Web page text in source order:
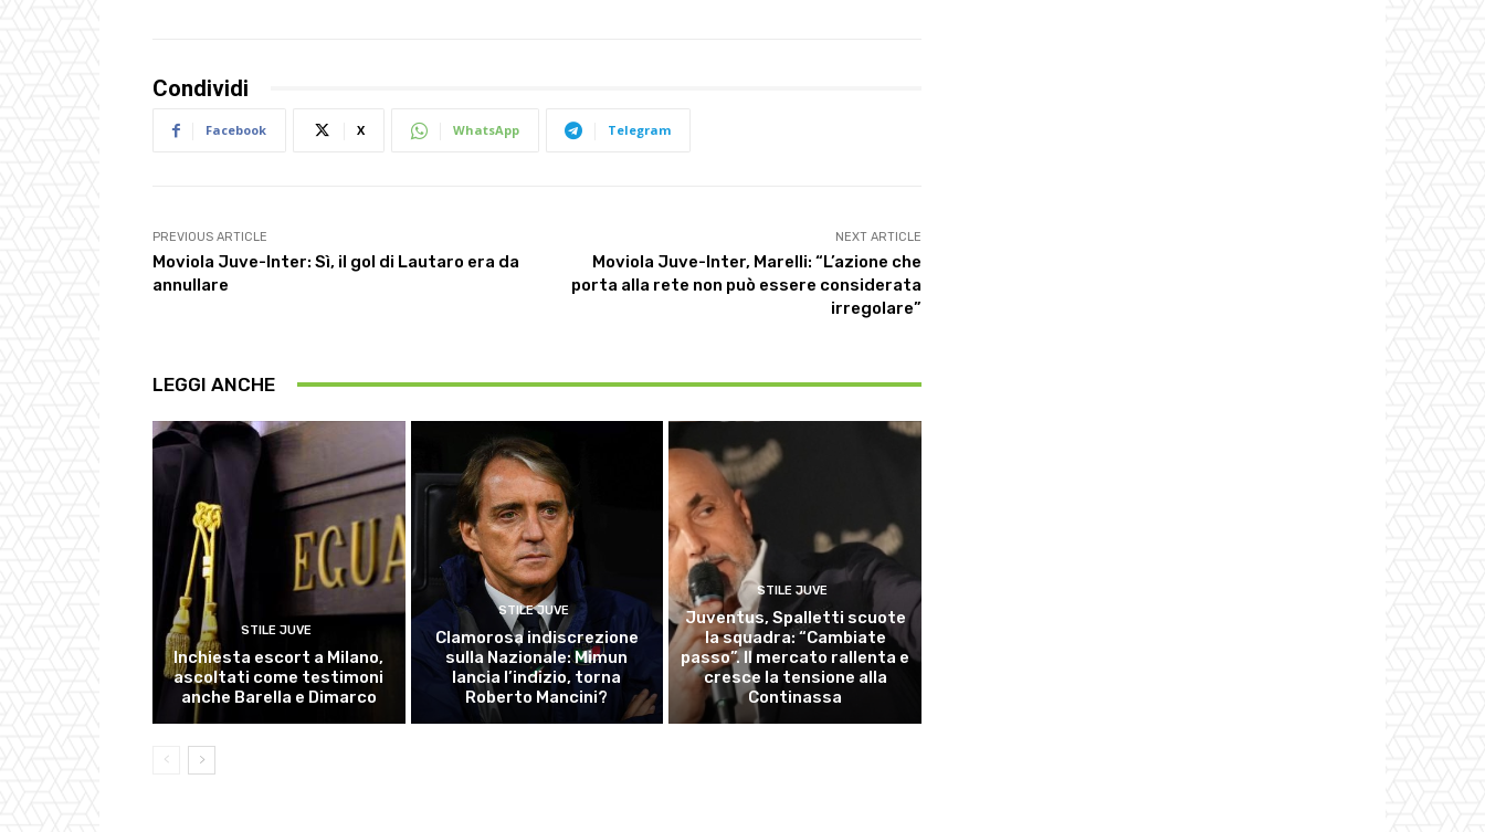
Condividi
Facebook X WhatsApp Telegram
PREVIOUS ARTICLE
Moviola Juve-Inter: Sì, il gol di Lautaro era da
annullare
NEXT ARTICLE
Moviola Juve-Inter, Marelli: “L’azione che
porta alla rete non può essere considerata
irregolare”
LEGGI ANCHE
STILE JUVE
Inchiesta escort a Milano,
ascoltati come testimoni
anche Barella e Dimarco
STILE JUVE
Clamorosa indiscrezione
sulla Nazionale: Mimun
lancia l’indizio, torna
Roberto Mancini?
STILE JUVE
Juventus, Spalletti scuote
la squadra: “Cambiate
passo”. Il mercato rallenta e
cresce la tensione alla
Continassa